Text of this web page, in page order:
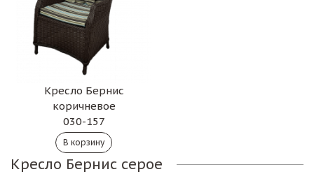
Кресло Бернис
коричневое
030-157
Кресло Бернис серое